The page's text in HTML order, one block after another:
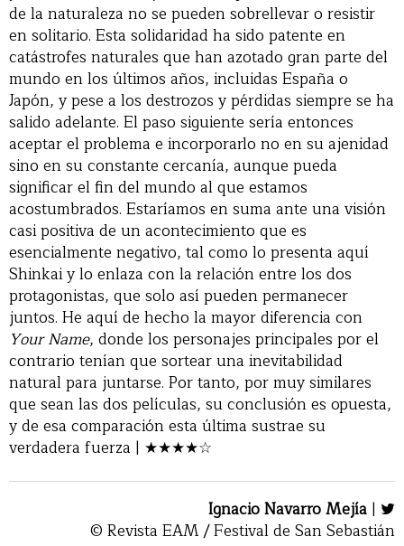
de la naturaleza no se pueden sobrellevar o resistir
en solitario. Esta solidaridad ha sido patente en
catástrofes naturales que han azotado gran parte del
mundo en los últimos años, incluidas España o
Japón, y pese a los destrozos y pérdidas siempre se ha
salido adelante. El paso siguiente sería entonces
aceptar el problema e incorporarlo no en su ajenidad
sino en su constante cercanía, aunque pueda
significar el fin del mundo al que estamos
acostumbrados. Estaríamos en suma ante una visión
casi positiva de un acontecimiento que es
esencialmente negativo, tal como lo presenta aquí
Shinkai y lo enlaza con la relación entre los dos
protagonistas, que solo así pueden permanecer
juntos. He aquí de hecho la mayor diferencia con
Your Name, donde los personajes principales por el
contrario tenían que sortear una inevitabilidad
natural para juntarse. Por tanto, por muy similares
que sean las dos películas, su conclusión es opuesta,
y de esa comparación esta última sustrae su
verdadera fuerza | ★★★★☆
Ignacio Navarro Mejía |
© Revista EAM / Festival de San Sebastián